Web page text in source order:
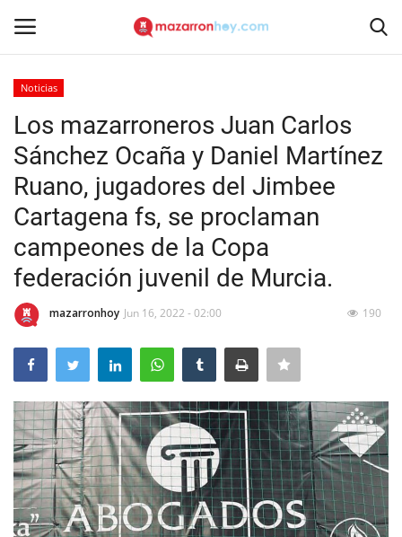
Inicio
Contacto
Noticias
Entrevistas
Empresas
Mapa de Mazarrón
Vídeos
Noticias
Los mazarroneros Juan Carlos
Sánchez Ocaña y Daniel Martínez
Ruano, jugadores del Jimbee
Cartagena fs, se proclaman
campeones de la Copa
federación juvenil de Murcia.
mazarronhoy Jun 16, 2022 - 02:00 190